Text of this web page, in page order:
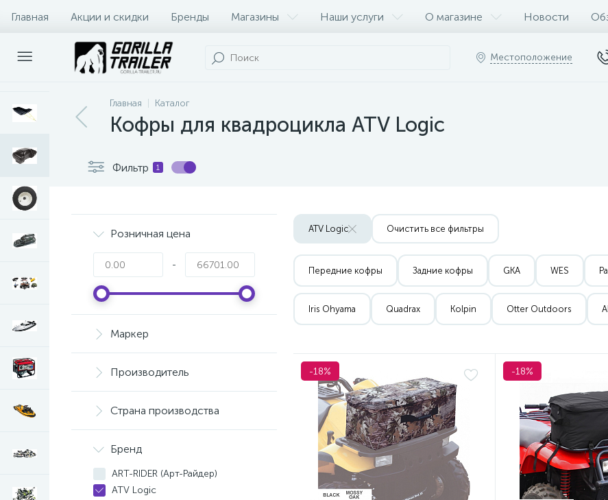
Главная Акции и скидки Бренды Магазины Наши услуги О магазине Новости
Оплата и доставка Контакты
Местоположение
Главная Каталог
Кофры для квадроцикла ATV Logic
Фильтр 1
Розничная цена
-
Маркер
Производитель
Страна производства
Бренд
ART-RIDER (Арт-Райдер)
ATV Logic
ATV Logic Очистить все фильтры
Передние кофры Задние кофры GKA WES
Iris Ohyama Quadrax Kolpin Otter Outdoors
-18% -18%